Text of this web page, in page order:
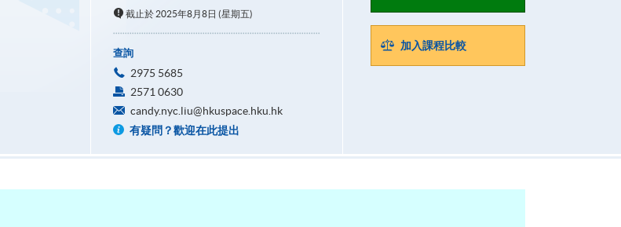
截止於 2025年8月8日 (星期五)
查詢
2975 5685
2571 0630
candy.nyc.liu@hkuspace.hku.hk
有疑問？歡迎在此提出
加入課程比較